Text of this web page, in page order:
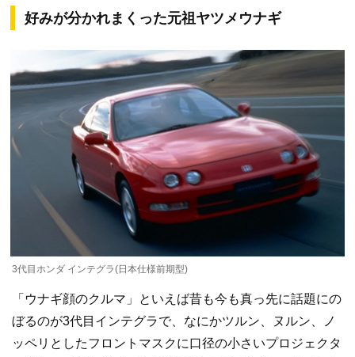
好みが分かれまくった元祖ヤツメウナギ
3代目ホンダ インテグラ(日本仕様前期型)
「ウナギ顔のクルマ」といえば昔も今も真っ先に話題にの
ぼるのが3代目インテグラで、なにかツルン、ヌルン、ノ
ッペリとしたフロントマスクに口径の小さいプロジェクタ